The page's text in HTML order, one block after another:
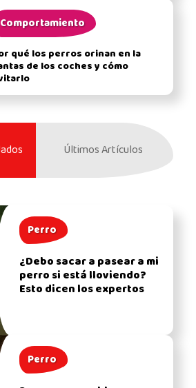
Comportamiento
qué los perros orinan en la
de los coches y cómo
Últimos Artículos
Perro
¿Debo sacar a pasear a mi
perro si está lloviendo?
Esto dicen los expertos
Perro